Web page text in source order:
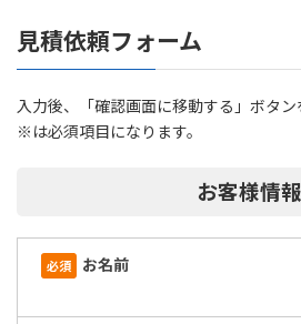
見積依頼フォーム
入力後、「確認画面に移動する」ボタン
※は必須項目になります。
お客様情報
必須 お名前